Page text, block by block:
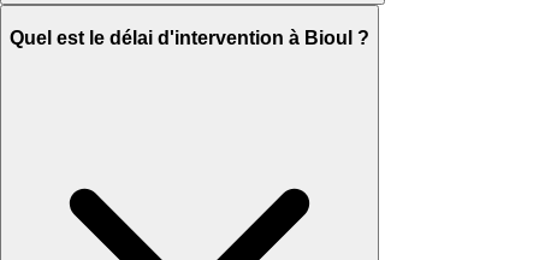
Quel est le délai d'intervention à Bioul ?